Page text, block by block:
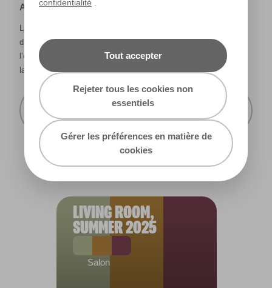
confidentialité
Tout accepter
Rejeter tous les cookies non
essentiels
Gérer les préférences en matière de
cookies
Avertissement
La façon dont les couleurs s’affichent varie selon les écrans
d’ordinateur et les imprimantes. Les couleurs qui s’affichent à
l’écran et les couleurs imprimées peuvent ne pas correspondre à
la couleur réelle de la peinture.
Recevoir cette carte de couleur à mon
domicile
LIVING ROOM,
SUMMER 2025
Salon